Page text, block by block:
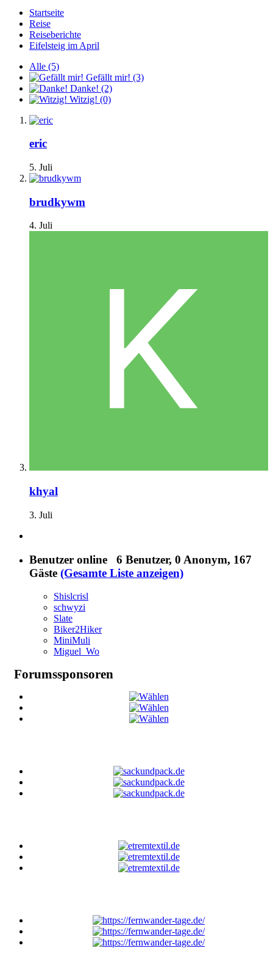
Startseite
Reise
Reiseberichte
Eifelsteig im April
Alle (5)
Gefällt mir! (3)
Danke! (2)
Witzig! (0)
eric
5. Juli
brudkywm
4. Juli
khyal
3. Juli
Benutzer online 6 Benutzer, 0 Anonym, 167
Gäste (Gesamte Liste anzeigen)
Shislcrisl
schwyzi
Slate
Biker2Hiker
MiniMuli
Miguel_Wo
Forumssponsoren